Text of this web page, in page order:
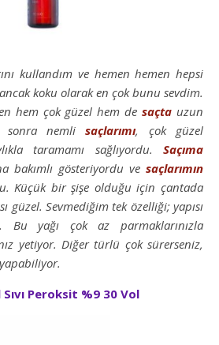
kullandım ve hemen hemen hepsi
koku olarak en çok bunu sevdim.
hem çok güzel hem desaçta uzun
sonra nemlisaçlarımı, çok güzel
taramamı sağlıyordu. Saçıma
bakımlı gösteriyordu ve saçlarımın
Küçük bir şişe olduğu için çantada
güzel. Sevmediğim tek özelliği; yapısı
yağı çok az parmaklarınızla
yetiyor. Diğer türlü çok sürerseniz,
Peroksit %9 30 Vol